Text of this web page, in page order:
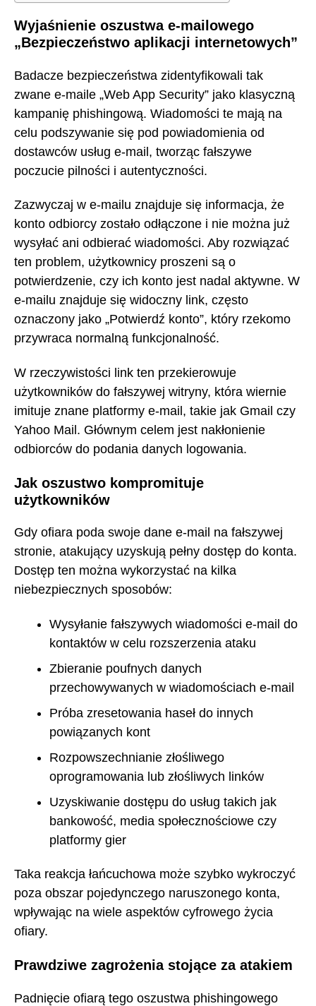
Wyjaśnienie oszustwa e-mailowego
„Bezpieczeństwo aplikacji internetowych”
Badacze bezpieczeństwa zidentyfikowali tak
zwane e-maile „Web App Security” jako klasyczną
kampanię phishingową. Wiadomości te mają na
celu podszywanie się pod powiadomienia od
dostawców usług e-mail, tworząc fałszywe
poczucie pilności i autentyczności.
Zazwyczaj w e-mailu znajduje się informacja, że
konto odbiorcy zostało odłączone i nie można już
wysyłać ani odbierać wiadomości. Aby rozwiązać
ten problem, użytkownicy proszeni są o
potwierdzenie, czy ich konto jest nadal aktywne. W
e-mailu znajduje się widoczny link, często
oznaczony jako „Potwierdź konto”, który rzekomo
przywraca normalną funkcjonalność.
W rzeczywistości link ten przekierowuje
użytkowników do fałszywej witryny, która wiernie
imituje znane platformy e-mail, takie jak Gmail czy
Yahoo Mail. Głównym celem jest nakłonienie
odbiorców do podania danych logowania.
Jak oszustwo kompromituje
użytkowników
Gdy ofiara poda swoje dane e-mail na fałszywej
stronie, atakujący uzyskują pełny dostęp do konta.
Dostęp ten można wykorzystać na kilka
niebezpiecznych sposobów:
Wysyłanie fałszywych wiadomości e-mail do
kontaktów w celu rozszerzenia ataku
Zbieranie poufnych danych
przechowywanych w wiadomościach e-mail
Próba zresetowania haseł do innych
powiązanych kont
Rozpowszechnianie złośliwego
oprogramowania lub złośliwych linków
Uzyskiwanie dostępu do usług takich jak
bankowość, media społecznościowe czy
platformy gier
Taka reakcja łańcuchowa może szybko wykroczyć
poza obszar pojedynczego naruszonego konta,
wpływając na wiele aspektów cyfrowego życia
ofiary.
Prawdziwe zagrożenia stojące za atakiem
Padnięcie ofiarą tego oszustwa phishingowego